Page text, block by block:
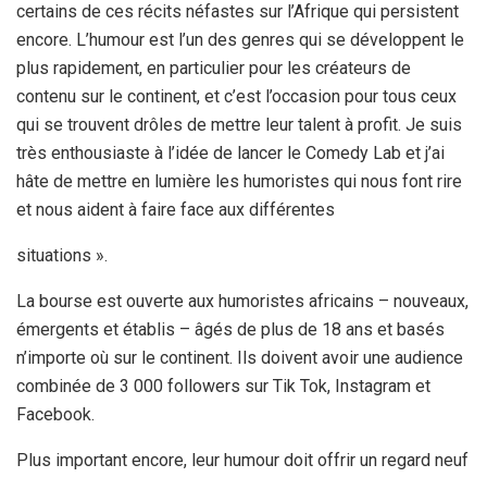
certains de ces récits néfastes sur l’Afrique qui persistent
encore. L’humour est l’un des genres qui se développent le
plus rapidement, en particulier pour les créateurs de
contenu sur le continent, et c’est l’occasion pour tous ceux
qui se trouvent drôles de mettre leur talent à profit. Je suis
très enthousiaste à l’idée de lancer le Comedy Lab et j’ai
hâte de mettre en lumière les humoristes qui nous font rire
et nous aident à faire face aux différentes
situations ».
La bourse est ouverte aux humoristes africains – nouveaux,
émergents et établis – âgés de plus de 18 ans et basés
n’importe où sur le continent. Ils doivent avoir une audience
combinée de 3 000 followers sur Tik Tok, Instagram et
Facebook.
Plus important encore, leur humour doit offrir un regard neuf